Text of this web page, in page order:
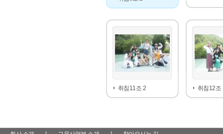
취침11조 2 취침12조